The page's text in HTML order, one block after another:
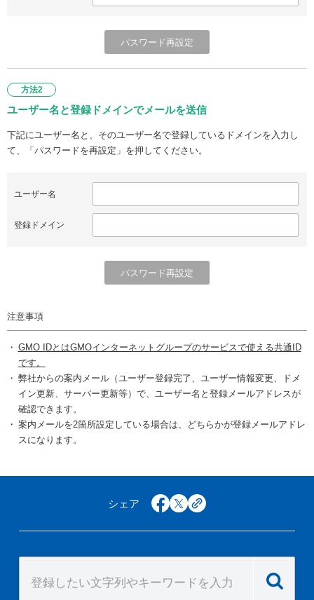
方法2
ユーザー名と登録ドメインでメールを送信
下記にユーザー名と、そのユーザー名で登録しているドメインを入力し
て、「パスワードを再設定」を押してください。
ユーザー名
登録ドメイン
注意事項
GMO IDとはGMOインターネットグループのサービスで使える共通ID
です。
弊社からの案内メール（ユーザー登録完了、ユーザー情報変更、ドメ
イン更新、サーバー更新等）で、ユーザー名と登録メールアドレスが
確認できます。
案内メールを2箇所設定している場合は、どちらかが登録メールアドレ
スになります。
シェア facebook
x copy